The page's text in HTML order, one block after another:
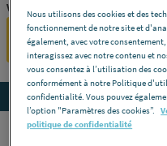
Vous êtes un professionnel ?
Accedez aux détails du
Nous utilisons des cookies et des
fonctionnement de notre site et
également, avec votre
interagissez avec notre contenu et
vous consentez à l’utilisation des
conformément à notre Politique
confidentialité. Vous pouvez
l’option "Paramètres des cookies”.
politique de confidentialité